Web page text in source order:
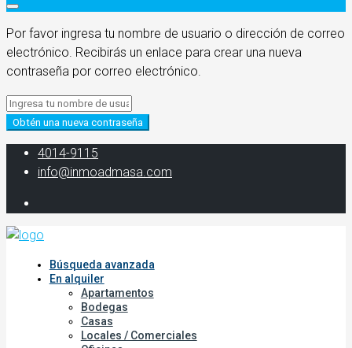
Por favor ingresa tu nombre de usuario o dirección de correo
electrónico. Recibirás un enlace para crear una nueva
contraseña por correo electrónico.
Obtén una nueva contraseña
‭4014-9115‬
info@inmoadmasa.com
Búsqueda avanzada
En alquiler
Apartamentos
Bodegas
Casas
Locales / Comerciales